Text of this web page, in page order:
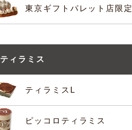
東京ギフトパレット店限
ティラミス
ティラミスL
ピッコロティラミス